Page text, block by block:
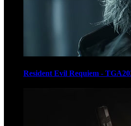
Resident Evil Requiem -